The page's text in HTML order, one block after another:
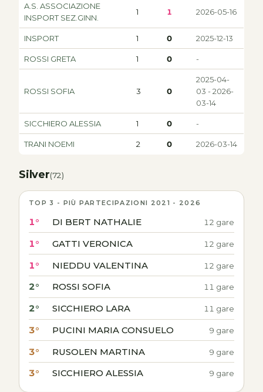
A.S. ASSOCIAZIONE
INSPORT SEZ.GINN.
1 1 2026-05-16
INSPORT 1 0 2025-12-13
ROSSI GRETA 1 0 -
ROSSI SOFIA 3 0
2025-04-
03 - 2026-
03-14
SICCHIERO ALESSIA 1 0 -
TRANI NOEMI 2 0 2026-03-14
Silver(72)
TOP 3 - PIÙ PARTECIPAZIONI 2021 - 2026
1° DI BERT NATHALIE 12 gare
1° GATTI VERONICA 12 gare
1° NIEDDU VALENTINA 12 gare
2° ROSSI SOFIA 11 gare
2° SICCHIERO LARA 11 gare
3° PUCINI MARIA CONSUELO 9 gare
3° RUSOLEN MARTINA 9 gare
3° SICCHIERO ALESSIA 9 gare